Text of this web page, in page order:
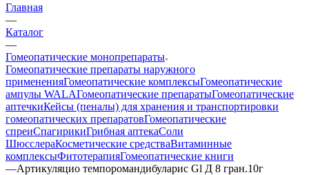
Главная
—
Каталог
—
Гомеопатические монопрепараты
Гомеопатические препараты наружного
примененияГомеопатические комплексыГомеопатические
ампулы WALAГомеопатические препаратыГомеопатические
аптечкиКейсы (пеналы) для хранения и транспортировки
гомеопатических препаратовГомеопатические
спреиСпагирикиГрибная аптекаСоли
ШюсслераКосметические средстваВитаминные
комплексыФитотерапияГомеопатические книги
—Артикуляцио темпоромандибуларис Gl Д 8 гран.10г